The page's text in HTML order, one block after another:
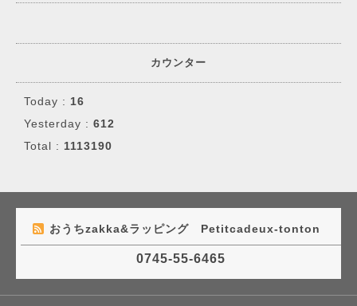
カウンター
Today : 16
Yesterday : 612
Total : 1113190
おうちzakka&ラッピング Petitcadeux-tonton
0745-55-6465